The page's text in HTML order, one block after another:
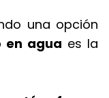
una opción
en agua es la